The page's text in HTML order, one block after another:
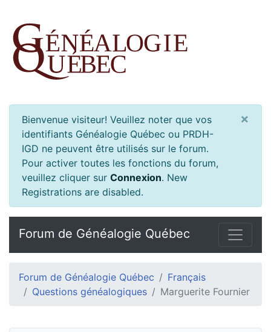
Bienvenue visiteur! Veuillez noter que vos
identifiants Généalogie Québec ou PRDH-
IGD ne peuvent être utilisés sur le forum.
Pour activer toutes les fonctions du forum,
veuillez cliquer sur Connexion. New
Registrations are disabled.
×
Forum de Généalogie Québec
Forum de Généalogie Québec
Français
Questions généalogiques
Marguerite Fournier